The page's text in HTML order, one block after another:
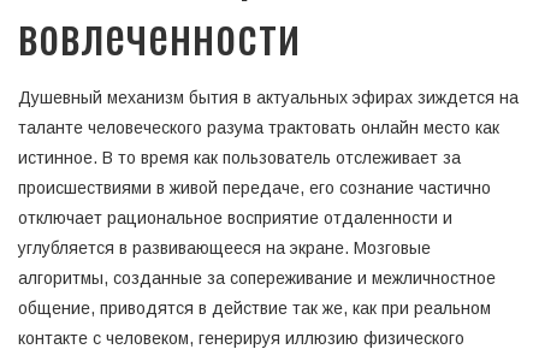
вовлеченности
Душевный механизм бытия в актуальных эфирах зиждется на
таланте человеческого разума трактовать онлайн место как
истинное. В то время как пользователь отслеживает за
происшествиями в живой передаче, его сознание частично
отключает рациональное восприятие отдаленности и
углубляется в развивающееся на экране. Мозговые
алгоритмы, созданные за сопереживание и межличностное
общение, приводятся в действие так же, как при реальном
контакте с человеком, генерируя иллюзию физического